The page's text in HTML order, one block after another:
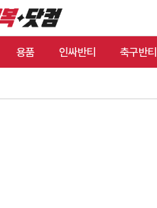
용품 인싸반티 축구반티